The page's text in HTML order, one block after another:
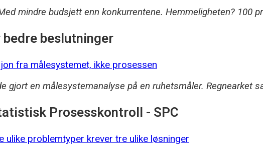
mindre budsjett enn konkurrentene. Hemmeligheten? 100
beslutninger
gjort en målesystemanalyse på en ruhetsmåler. Regnearket
Prosesskontroll - SPC